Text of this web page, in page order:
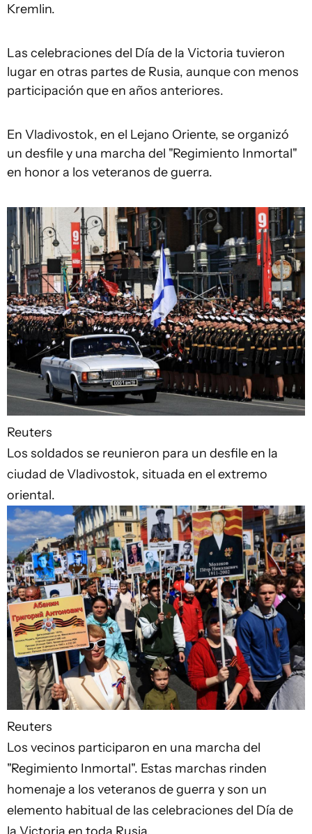
Kremlin.
Las celebraciones del Día de la Victoria tuvieron
lugar en otras partes de Rusia, aunque con menos
participación que en años anteriores.
En Vladivostok, en el Lejano Oriente, se organizó
un desfile y una marcha del "Regimiento Inmortal"
en honor a los veteranos de guerra.
Reuters
Los soldados se reunieron para un desfile en la
ciudad de Vladivostok, situada en el extremo
oriental.
Reuters
Los vecinos participaron en una marcha del
"Regimiento Inmortal". Estas marchas rinden
homenaje a los veteranos de guerra y son un
elemento habitual de las celebraciones del Día de